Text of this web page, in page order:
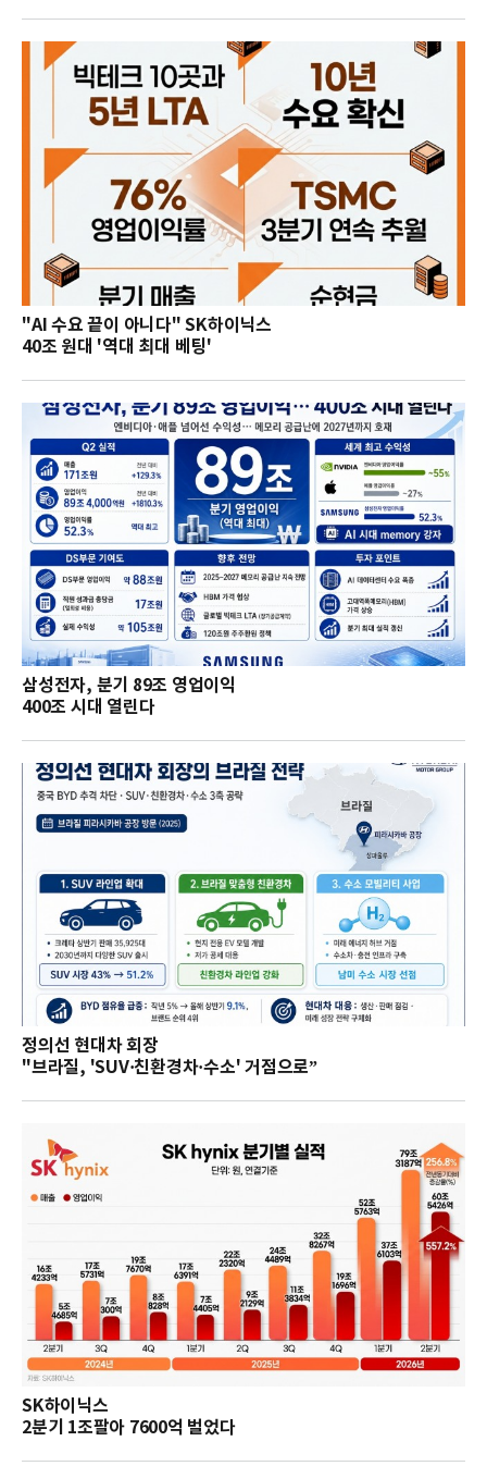
"AI 수요 끝이 아니다" SK하이닉스
40조 원대 '역대 최대 베팅'
삼성전자, 분기 89조 영업이익
400조 시대 열린다
정의선 현대차 회장
"브라질, 'SUV·친환경차·수소' 거점으로”
SK하이닉스
2분기 1조팔아 7600억 벌었다